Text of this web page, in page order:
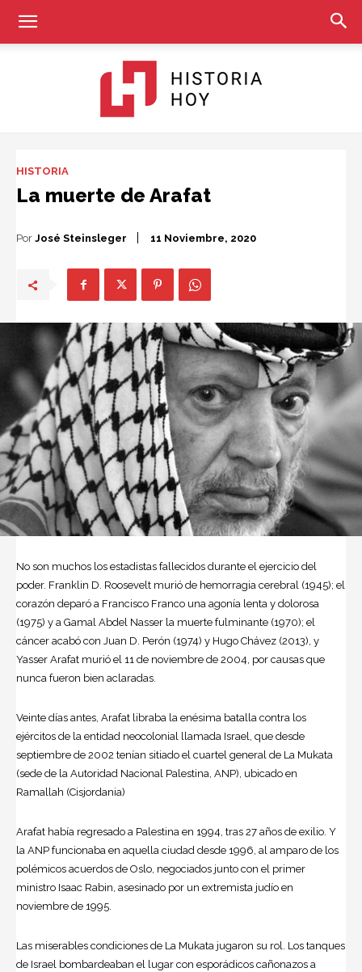
HISTORIA
La muerte de Arafat
Por José Steinsleger 11 Noviembre, 2020
No son muchos los estadistas fallecidos durante el ejercicio del
poder. Franklin D. Roosevelt murió de hemorragia cerebral (1945); el
corazón deparó a Francisco Franco una agonía lenta y dolorosa
(1975) y a Gamal Abdel Nasser la muerte fulminante (1970); el
cáncer acabó con Juan D. Perón (1974) y Hugo Chávez (2013), y
Yasser Arafat murió el 11 de noviembre de 2004, por causas que
nunca fueron bien aclaradas.
Veinte días antes, Arafat libraba la enésima batalla contra los
ejércitos de la entidad neocolonial llamada Israel, que desde
septiembre de 2002 tenían sitiado el cuartel general de La Mukata
(sede de la Autoridad Nacional Palestina, ANP), ubicado en
Ramallah (Cisjordania)
Arafat había regresado a Palestina en 1994, tras 27 años de exilio. Y
la ANP funcionaba en aquella ciudad desde 1996, al amparo de los
polémicos acuerdos de Oslo, negociados junto con el primer
ministro Isaac Rabin, asesinado por un extremista judío en
noviembre de 1995.
Las miserables condiciones de La Mukata jugaron su rol. Los tanques
de Israel bombardeaban el lugar con esporádicos cañonazos a